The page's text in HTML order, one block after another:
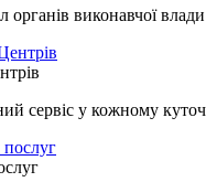
виконавчої
сервіс у кожному